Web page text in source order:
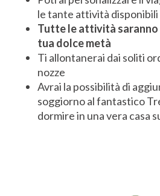
le tante attività disponibili
Tutte le attività saranno
tua dolce metà
Ti allontanerai dai soliti
nozze
Avrai la possibilità di
soggiorno al fantastico
dormire in una vera casa